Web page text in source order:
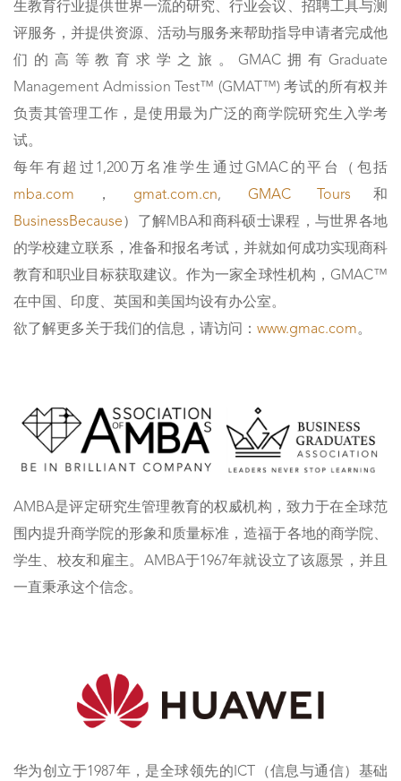
⽣教育⾏业提供世界⼀流的研究、⾏业会议、招聘⼯具与测
评服务，并提供资源、活动与服务来帮助指导申请者完成他
们的⾼等教育求学之旅。GMAC拥有Graduate
Management Admission Test™ (GMAT™) 考试的所有权并
负责其管理工作，是使⽤最为⼴泛的商学院研究生入学考
试。
每年有超过1,200万名准学⽣通过GMAC的平台（包括
mba.com ， gmat.com.cn, GMAC Tours 和
BusinessBecause ）了解MBA和商科硕⼠课程，与世界各地
的学校建⽴联系，准备和报名考试，并就如何成功实现商科
教育和职业⽬标获取建议。作为⼀家全球性机构，GMAC™
在中国、印度、英国和美国均设有办公室。
欲了解更多关于我们的信息，请访问： www.gmac.com。
AMBA是评定研究生管理教育的权威机构，致力于在全球范
围内提升商学院的形象和质量标准，造福于各地的商学院、
学生、校友和雇主。AMBA于1967年就设立了该愿景，并且
一直秉承这个信念。
华为创立于1987年，是全球领先的ICT（信息与通信）基础